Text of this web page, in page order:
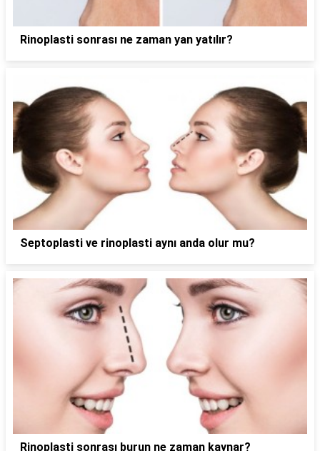
Rinoplasti sonrası ne zaman yan yatılır?
Septoplasti ve rinoplasti aynı anda olur mu?
Rinoplasti sonrası burun ne zaman kaynar?